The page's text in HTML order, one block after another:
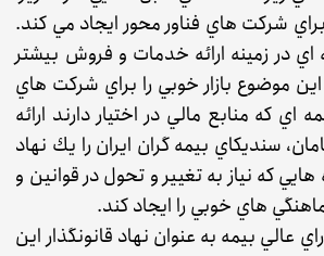
شركت هاي فناور محور ايجاد مي كند.
اي در زمينه ارائه خدمات و فروش بيشتر
موضوع بازار خوبي را براي شركت هاي
كه منابع مالي در اختيار دارند ارائه
سنديكاي بيمه گران ايران را يك نهاد
كه نياز به تغيير و تحول در قوانين و
هاي خوبي را ايجاد كند.
عالي بيمه به عنوان نهاد قانونگذار اين